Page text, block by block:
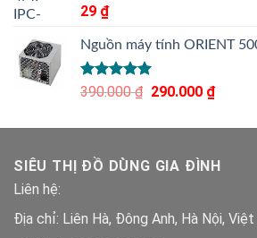
Được xếp
hạng
5 sao
29 ₫
Nguồn máy tính ORIENT
Được xếp
5.00
390.000₫
Giá
là:
290.000 ₫Giá
tại
SIÊU THỊ ĐỒ DÙNG GIA ĐÌNH
Liên hệ:
Địa chỉ: Liên Hà, Đông Anh, Hà Nội, Việt